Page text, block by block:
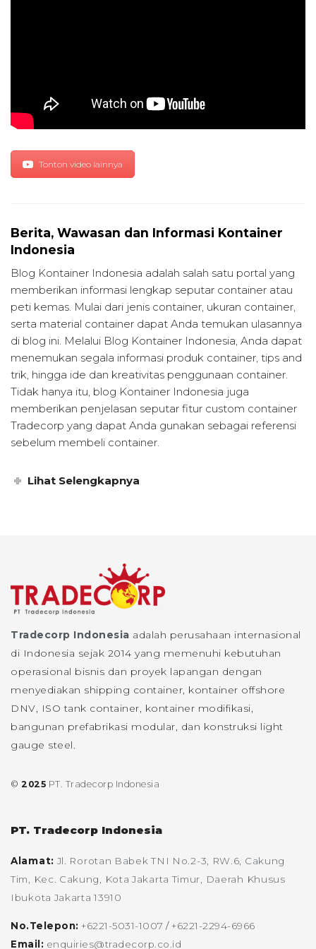
Tonton video lainnya
Berita, Wawasan dan Informasi Kontainer
Indonesia
Blog Kontainer Indonesia adalah salah satu portal yang
memberikan informasi lengkap seputar container atau
peti kemas. Mulai dari jenis container, ukuran container,
serta material container dapat Anda temukan ulasannya
di blog ini. Melalui Blog Kontainer Indonesia, Anda dapat
menemukan segala informasi produk container, tips and
trik, hingga ide dan kreativitas penggunaan container.
Tidak hanya itu, blog Kontainer Indonesia juga
memberikan penjelasan seputar fitur custom container
Tradecorp yang dapat Anda gunakan sebagai referensi
sebelum membeli container.
Lihat Selengkapnya
Tradecorp Indonesia adalah perusahaan internasional
di Indonesia sejak 2014 yang memenuhi kebutuhan
operasional bisnis dan proyek lapangan dengan
menyediakan shipping container, kontainer offshore
DNV, ISO tank container, kontainer modifikasi,
bangunan prefabrikasi modular, dan konstruksi light
gauge steel.
© 2025 PT. Tradecorp Indonesia
PT. Tradecorp Indonesia
Alamat: Jl. Rorotan Babek TNI No.2-3, RW.6, Cakung
Tim, Kec. Cakung, Kota Jakarta Timur, Daerah Khusus
Ibukota Jakarta 13910
No.Telepon: +6221-5031-1007 /+6221-2294-6966
Email: enquiries@tradecorp.co.id